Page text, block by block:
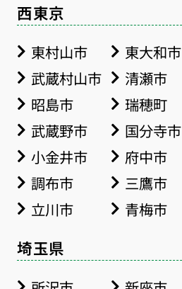
西東京
東村山市 東大和市
武蔵村山市
清瀬市
昭島市
瑞穂町
武蔵野市
国分寺市
小金井市
府中市
調布市
三鷹市
立川市
青梅市
埼玉県